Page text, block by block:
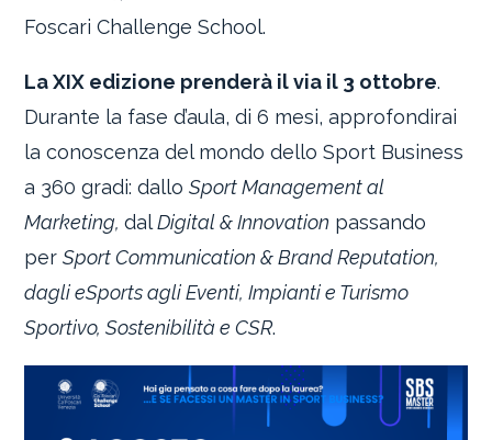
Foscari Challenge School.
La XIX edizione prenderà il via il 3 ottobre.
Durante la fase d’aula, di 6 mesi, approfondirai
la conoscenza del mondo dello Sport Business
a 360 gradi: dalloSport Management al
Marketing,dalDigital & Innovation passando
perSport Communication & Brand Reputation,
dagli eSports agli Eventi, Impianti e Turismo
Sportivo, Sostenibilità e CSR.